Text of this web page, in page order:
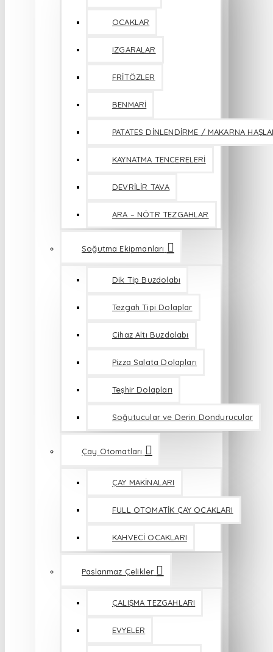
OCAKLAR
IZGARALAR
FRİTÖZLER
BENMARİ
PATATES DİNLENDİRME / MAKARNA
KAYNATMA TENCERELERİ
DEVRİLİR TAVA
ARA – NÖTR TEZGAHLAR
Soğutma Ekipmanları
Dik Tip Buzdolabı
Tezgah Tipi Dolaplar
Cihaz Altı Buzdolabı
Pizza Salata Dolapları
Teşhir Dolapları
Soğutucular ve Derin Dondurucular
Çay Otomatları
ÇAY MAKİNALARI
FULL OTOMATİK ÇAY OCAKLARI
KAHVECİ OCAKLARI
Paslanmaz Çelikler
ÇALIŞMA TEZGAHLARI
EVYELER